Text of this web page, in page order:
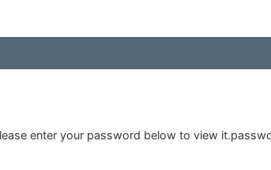
enter your password below to view